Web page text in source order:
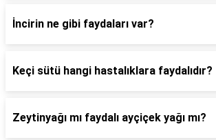
İncirin ne gibi faydaları var?
Keçi sütü hangi hastalıklara faydalıdır?
Zeytinyağı mı faydalı ayçiçek yağı mı?